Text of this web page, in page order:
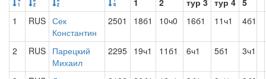
1
2
тур 3 тур 4 5
1
RUS Сек
Константин
2501 18б1 10ч0 16б1 11ч1 4б1
2 RUS Парецкий
Михаил
2295 19ч1 11б1 6ч1 5б1 3ч1